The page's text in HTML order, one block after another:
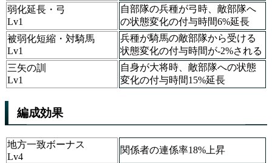
弱化延長・弓
Lv1
自部隊の兵種が弓時、敵部隊へ
の状態変化の付与時間6%延長
被弱化短縮・対騎馬
Lv1
兵種が騎馬の敵部隊から受ける
状態変化の付与時間が-2%される
三矢の訓
Lv1
自身が大将時、敵部隊への状態
変化の付与時間15%延長
編成効果
地方一致ボーナス
Lv4
関係者の連係率18%上昇